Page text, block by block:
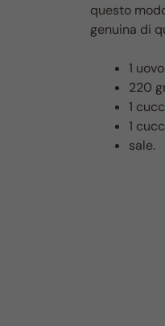
questo
genuina di
1
220
1
1
sale.